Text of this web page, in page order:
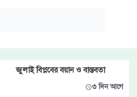
জুলাই বিপ্লবের বয়ান ও বাস্তবতা
৩ দিন আগে